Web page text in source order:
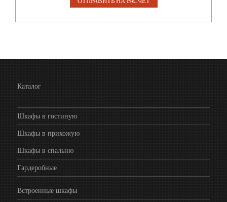
Каталог
Шкафы в гостиную
Шкафы в прихожую
Шкафы в спальню
Гардеробные
Встроенные шкафы